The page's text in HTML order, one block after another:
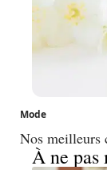
Mode
Nos meilleurs
À ne pas